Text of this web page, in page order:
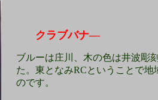
クラブバナ―
ブルーは庄川、木の色は井波彫
た。東となみRCということで
のです。